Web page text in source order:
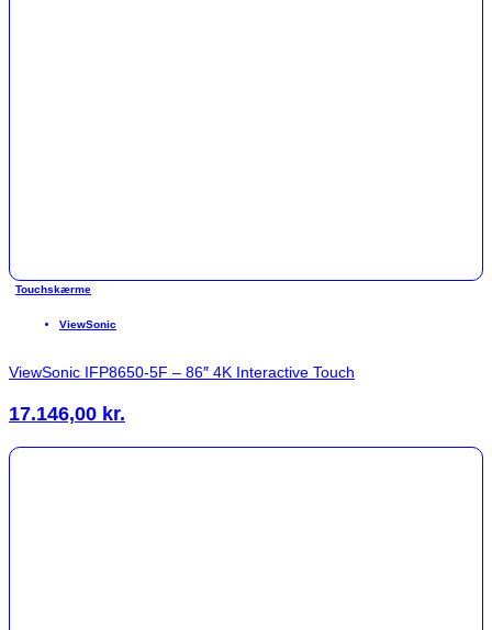
Touchskærme
ViewSonic
ViewSonic IFP8650-5F – 86″ 4K Interactive Touch
17.146,00 kr.